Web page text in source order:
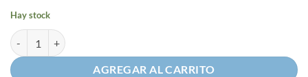
Hay stock
Fuente 12 V 1a c/filtro Intelbras cantidad
AGREGAR AL CARRITO